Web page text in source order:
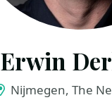
Erwin
Nijmegen, The